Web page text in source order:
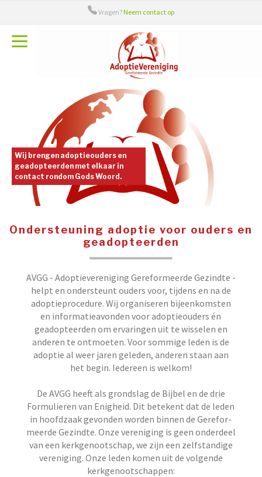
Vragen? Neem contact op
Over ons
Bestuur
Adoptiecontact
Handige links
Wij brengen adoptieouders en
geadopteerden met elkaar in
contact rondom Gods Woord.
Ondersteuning adoptie voor ouders en
geadopteerden
AVGG - Adoptievereniging Gereformeerde Gezindte -
helpt en ondersteunt ouders voor, tijdens en na de
adoptieprocedure. Wij organiseren bijeenkomsten
en informatieavonden voor adoptieouders én
geadopteerden om ervaringen uit te wisselen en
anderen te ontmoeten. Voor sommige leden is de
adoptie al weer jaren geleden, anderen staan aan
het begin. Iedereen is welkom!
De AVGG heeft als grondslag de Bijbel en de drie
Formu­lieren van Enigheid. Dit betekent dat de leden
in hoofd­zaak gevonden worden binnen de Gerefor­
meerde Gezindte. Onze vereniging is geen onderdeel
van een kerkgenootschap, we zijn een zelfstandige
vereniging. Onze leden komen uit de volgende
kerkgenootschappen: